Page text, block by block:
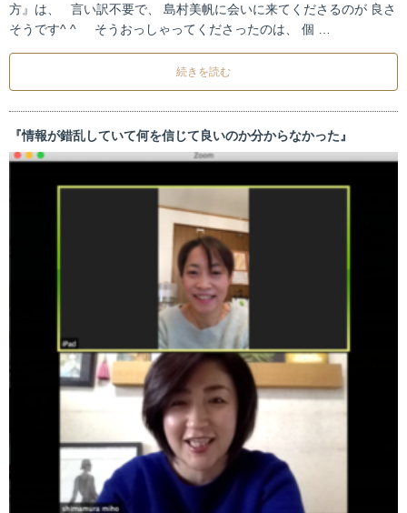
方』は、 言い訳不要で、 島村美帆に会いに来てくださるのが 良さ
そうです^ ^ そうおっしゃってくださったのは、 個 …
続きを読む
『情報が錯乱していて何を信じて良いのか分からなかった』